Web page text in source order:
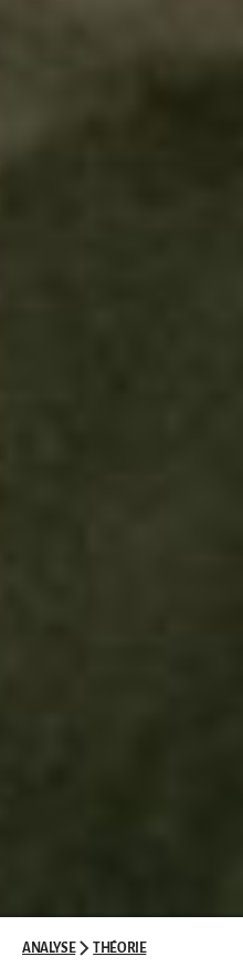
ANALYSE THÉORIE